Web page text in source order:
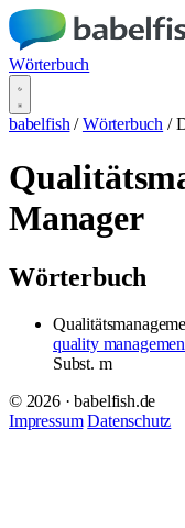
Wörterbuch
babelfish / Wörterbuch /
Manager
Wörterbuch
quality
Subst. m
© 2026 · babelfish.de
Impressum Datenschutz